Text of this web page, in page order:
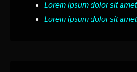
Lorem ipsum dolor sit amet
Lorem ipsum dolor sit amet